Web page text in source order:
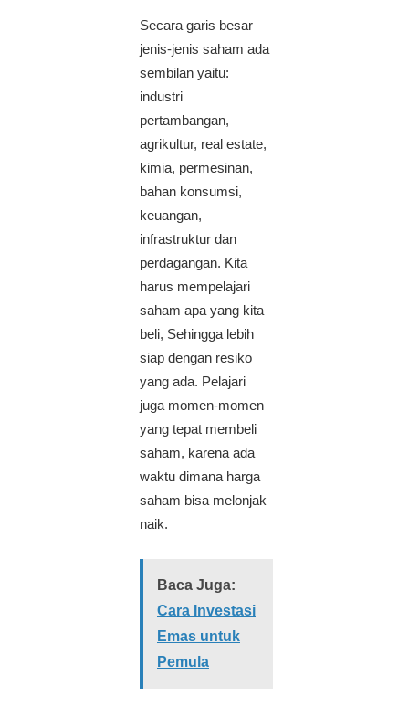
Secara garis besar
jenis-jenis saham ada
sembilan yaitu:
industri
pertambangan,
agrikultur, real estate,
kimia, permesinan,
bahan konsumsi,
keuangan,
infrastruktur dan
perdagangan. Kita
harus mempelajari
saham apa yang kita
beli, Sehingga lebih
siap dengan resiko
yang ada. Pelajari
juga momen-momen
yang tepat membeli
saham, karena ada
waktu dimana harga
saham bisa melonjak
naik.
Baca Juga:
Cara Investasi
Emas untuk
Pemula